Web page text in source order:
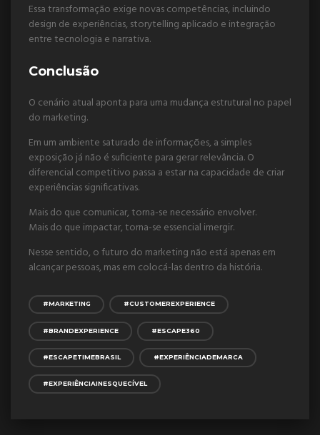
Essa transformação exige novas competências, incluindo
design de experiências, storytelling aplicado e integração
entre tecnologia e narrativa.
Conclusão
O cenário atual aponta para uma mudança estrutural no papel
do marketing.
Em um ambiente saturado de informações, a simples
exposição já não é suficiente para gerar relevância. O
diferencial competitivo passa a estar na capacidade de criar
experiências significativas.
Mais do que comunicar, torna-se necessário envolver.
Mais do que impactar, torna-se essencial imergir.
Nesse sentido, o futuro do marketing não está apenas em
alcançar pessoas, mas em colocá-las dentro da história.
#MARKETING #CUSTOMEREXPERIENCE
#BRANDEXPERIENCE #ESCAPE360
#ESCAPETIMEBRASIL #EXPERIÊNCIADEMARCA
#EXPERIÊNCIAINESQUECÍVEL